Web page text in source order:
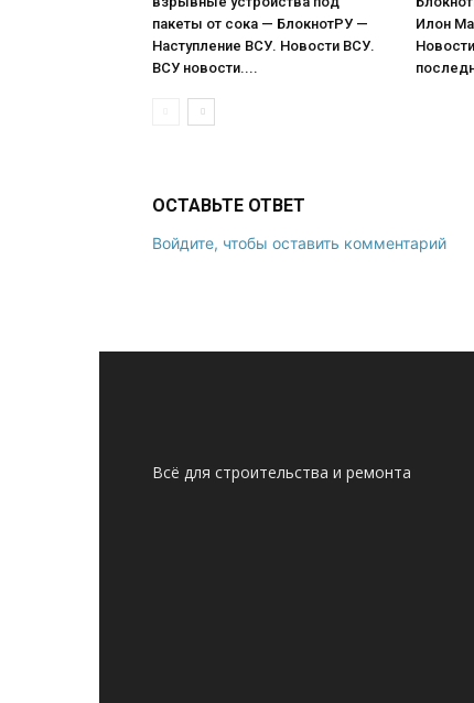
пакеты от сока — БлокнотРУ —
Наступление ВСУ. Новости ВСУ.
ВСУ новости....
Илон
ОСТАВЬТЕ ОТВЕТ
Войдите, чтобы оставить комментарий
Всё для строительства и ремонта